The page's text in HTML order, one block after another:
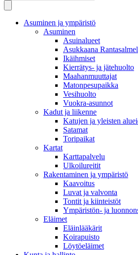
Asuminen ja ympäristö
Asuminen
Asuinalueet
Asukkaana
Ikäihmiset
Kierrätys- ja jätehuolto
Maahanmuuttajat
Matonpesupaikka
Vesihuolto
Vuokra-asunnot
Kadut ja liikenne
Katujen ja yleisten
Satamat
Toripaikat
Kartat
Karttapalvelu
Ulkoilureitit
Rakentaminen ja ympäristö
Kaavoitus
Luvat ja valvonta
Tontit ja kiinteistöt
Ympäristön- ja
Eläimet
Eläinlääkärit
Koirapuisto
Löytöeläimet